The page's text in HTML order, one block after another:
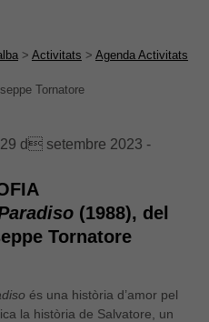
> Activitats > Agenda Activitats
Tornatore
d setembre 2023 -
(1988), del
Tornatore
és una història d’amor pel
la història de Salvatore, un